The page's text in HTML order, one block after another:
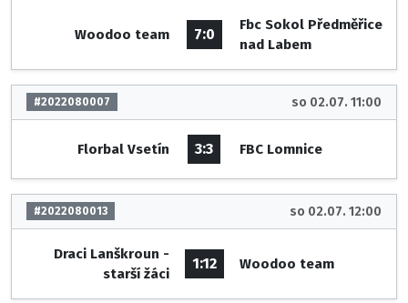
Woodoo team 7:0
Fbc Sokol Předměřice
nad Labem
#2022080007 so 02.07. 11:00
Florbal Vsetín 3:3 FBC Lomnice
#2022080013 so 02.07. 12:00
Draci Lanškroun -
starší žáci
1:12 Woodoo team